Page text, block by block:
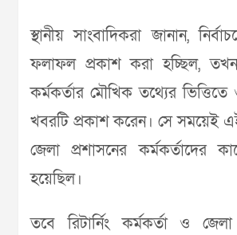
স্থানীয় সাংবাদিকরা জানান,
ফলাফল প্রকাশ করা হচ্ছিল, তখন
কর্মকর্তার মৌখিক তথ্যের ভিত্তিতে
খবরটি প্রকাশ করেন। সে সময়েই
জেলা প্রশাসনের কর্মকর্তাদের
হয়েছিল।
তবে রিটার্নিং কর্মকর্তা ও